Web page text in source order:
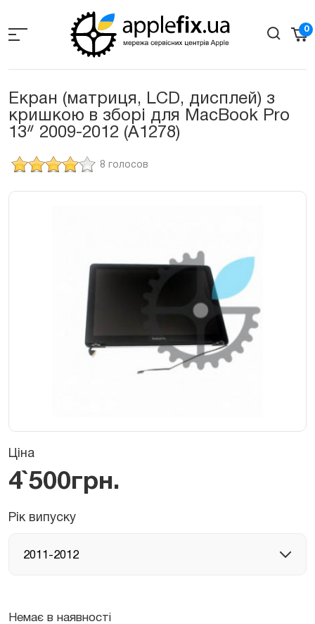
the
0
Екран (матриця, LCD, дисплей) з
кришкою в зборі для MacBook Pro
13ᐥ 2009-2012 (A1278)
8 голосов
Ціна
4`500грн.
Рік випуску
Немає в наявності